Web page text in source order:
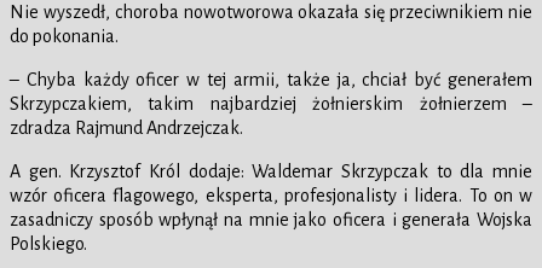
Nie wyszedł, choroba nowotworowa okazała się przeciwnikiem nie
do pokonania.
– Chyba każdy oficer w tej armii, także ja, chciał być generałem
Skrzypczakiem, takim najbardziej żołnierskim żołnierzem –
zdradza Rajmund Andrzejczak.
A gen. Krzysztof Król dodaje: Waldemar Skrzypczak to dla mnie
wzór oficera flagowego, eksperta, profesjonalisty i lidera. To on w
zasadniczy sposób wpłynął na mnie jako oficera i generała Wojska
Polskiego.